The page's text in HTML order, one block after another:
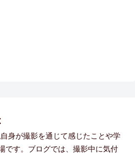
自身が撮影を通じて感じたことや学
です。ブログでは、撮影中に気付